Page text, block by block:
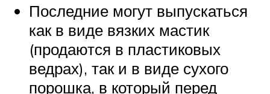
Последние могут выпускаться
как в виде вязких мастик
(продаются в пластиковых
ведрах), так и в виде сухого
порошка, в который перед